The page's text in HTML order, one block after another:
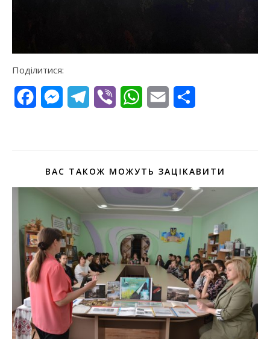
Поділитися:
FacebookMessengerTelegram
Viber WhatsApp
Email
ВАС ТАКОЖ МОЖУТЬ ЗАЦІКАВИТИ